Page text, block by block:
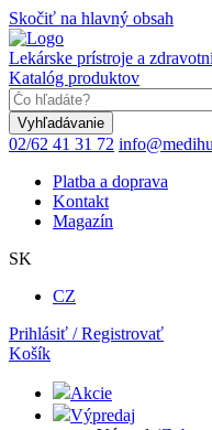
Skočiť na hlavný obsah
Lekárske prístroje a
Katalóg produktov
02/62 41 31 72
Platba a doprava
Kontakt
Magazín
SK
CZ
Prihlásiť / Registrovať
Košík
Akcie
Výpredaj